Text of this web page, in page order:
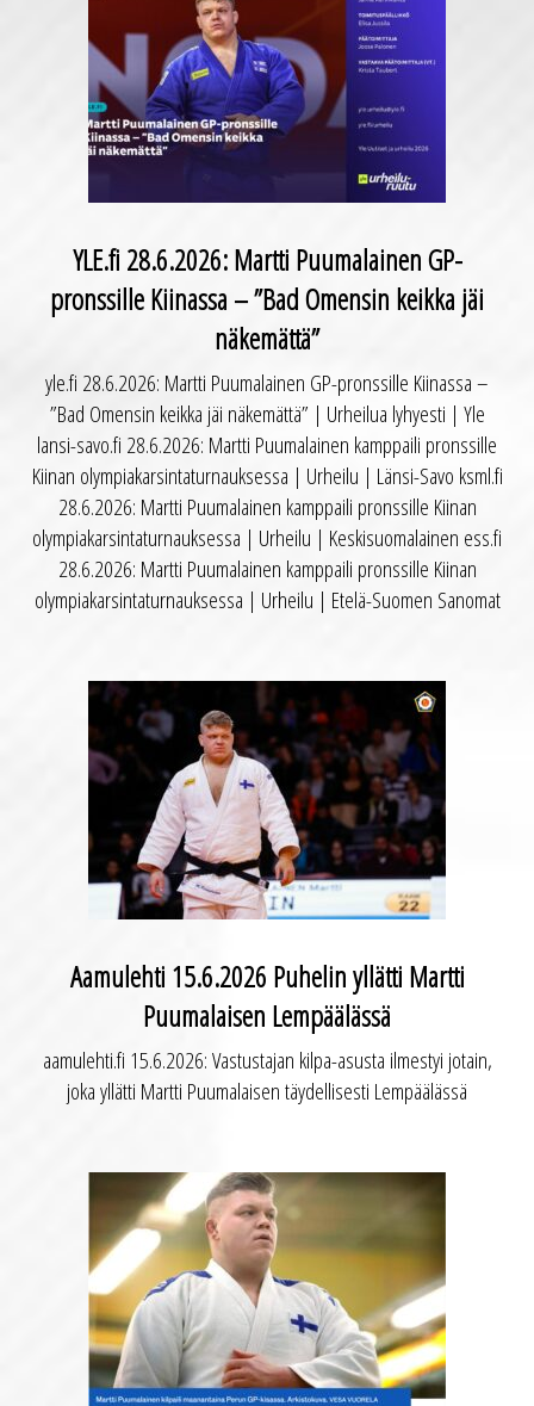
YLE.fi 28.6.2026: Martti Puumalainen GP-
pronssille Kiinassa – ”Bad Omensin keikka jäi
näkemättä”
yle.fi 28.6.2026: Martti Puumalainen GP-pronssille Kiinassa –
”Bad Omensin keikka jäi näkemättä” | Urheilua lyhyesti | Yle
lansi-savo.fi 28.6.2026: Martti Puumalainen kamppaili pronssille
Kiinan olympiakarsintaturnauksessa | Urheilu | Länsi-Savo ksml.fi
28.6.2026: Martti Puumalainen kamppaili pronssille Kiinan
olympiakarsintaturnauksessa | Urheilu | Keskisuomalainen ess.fi
28.6.2026: Martti Puumalainen kamppaili pronssille Kiinan
olympiakarsintaturnauksessa | Urheilu | Etelä-Suomen Sanomat
Aamulehti 15.6.2026 Puhelin yllätti Martti
Puumalaisen Lempäälässä
aamulehti.fi 15.6.2026: Vastustajan kilpa-asusta ilmestyi jotain,
joka yllätti Martti Puumalaisen täydellisesti Lempäälässä